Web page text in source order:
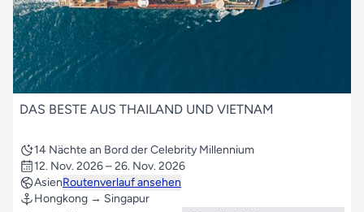
DAS BESTE AUS THAILAND UND VIETNAM
14 Nächte an Bord der Celebrity Millennium
12. Nov. 2026 – 26. Nov. 2026
AsienRoutenverlauf ansehen
Hongkong → Singapur